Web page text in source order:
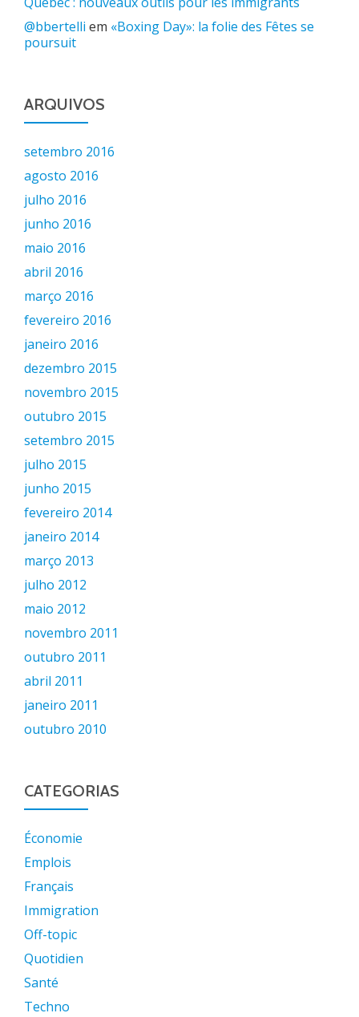
@bbertelli em «Boxing Day»: la folie des Fêtes se
poursuit
ARQUIVOS
setembro 2016
agosto 2016
julho 2016
junho 2016
maio 2016
abril 2016
março 2016
fevereiro 2016
janeiro 2016
dezembro 2015
novembro 2015
outubro 2015
setembro 2015
julho 2015
junho 2015
fevereiro 2014
janeiro 2014
março 2013
julho 2012
maio 2012
novembro 2011
outubro 2011
abril 2011
janeiro 2011
outubro 2010
CATEGORIAS
Économie
Emplois
Français
Immigration
Off-topic
Quotidien
Santé
Techno